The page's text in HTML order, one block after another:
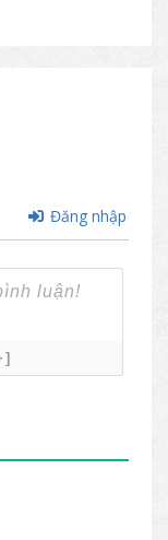
dáng hiện
nghị, hội
Đăng nhập